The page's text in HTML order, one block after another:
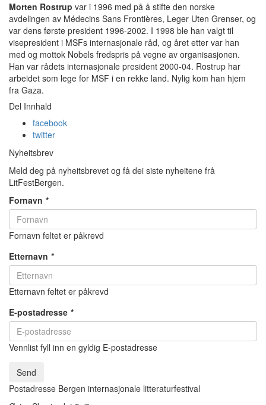
Morten Rostrup var i 1996 med på å stifte den norske
avdelingen av Médecins Sans Frontières, Leger Uten Grenser, og
var dens første president 1996-2002. I 1998 ble han valgt til
visepresident i MSFs internasjonale råd, og året etter var han
med og mottok Nobels fredspris på vegne av organisasjonen.
Han var rådets internasjonale president 2000-04. Rostrup har
arbeidet som lege for MSF i en rekke land. Nylig kom han hjem
fra Gaza.
Del Innhald
facebook
twitter
Nyheitsbrev
Meld deg på nyheitsbrevet og få dei siste nyheitene frå
LitFestBergen.
Fornavn *
Fornavn feltet er påkrevd
Etternavn *
Etternavn feltet er påkrevd
E-postadresse *
Vennlist fyll inn en gyldig E-postadresse
Send
Postadresse Bergen internasjonale litteraturfestival